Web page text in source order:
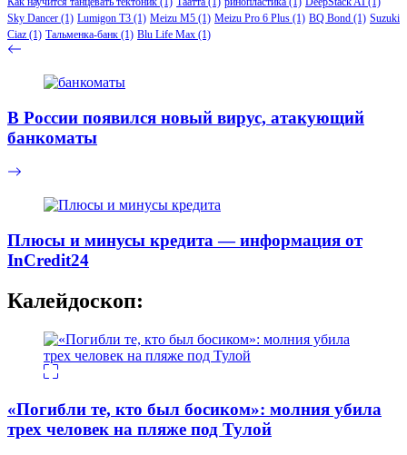
Sky Dancer (1) Lumigon T3 (1) Meizu M5 (1) Meizu Pro 6 Plus (1) BQ Bond (1) Suzuki
Ciaz (1) Тальменка-банк (1) Blu Life Max (1)
В России появился новый вирус, атакующий
банкоматы
Плюсы и минусы кредита — информация от
InCredit24
Калейдоскоп:
«Погибли те, кто был босиком»: молния убила
трех человек на пляже под Тулой